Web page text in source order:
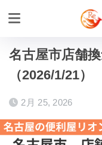
作業実績
名古屋市店舗
（2026/1/21）
2月 25, 2026